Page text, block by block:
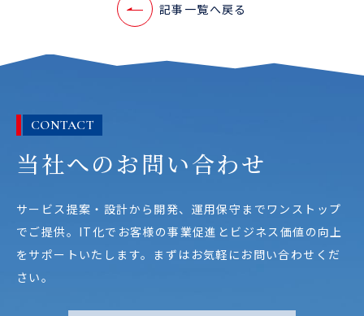
記事一覧へ戻る
CONTACT
当社へのお問い合わせ
サービス提案・設計から開発、運用保守までワンストップ
でご提供。 IT化でお客様の事業促進とビジネス価値の向上
をサポートいたします。 まずはお気軽にお問い合わせくだ
さい。